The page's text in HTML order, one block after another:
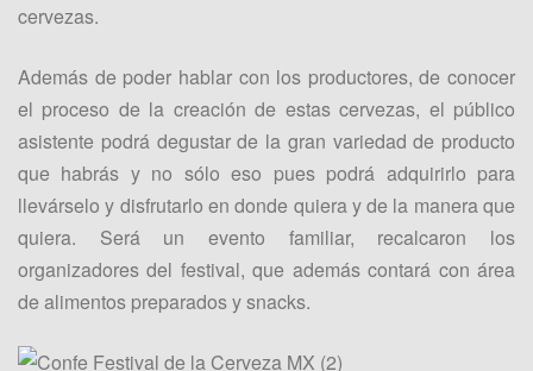
cervezas.
Además de poder hablar con los productores, de conocer
el proceso de la creación de estas cervezas, el público
asistente podrá degustar de la gran variedad de producto
que habrás y no sólo eso pues podrá adquirirlo para
llevárselo y disfrutarlo en donde quiera y de la manera que
quiera. Será un evento familiar, recalcaron los
organizadores del festival, que además contará con área
de alimentos preparados y snacks.